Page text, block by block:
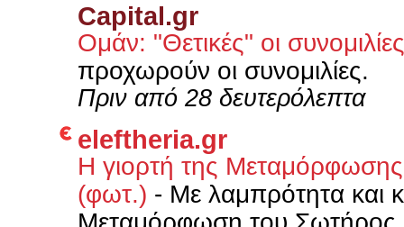
Capital.gr
Ομάν: "Θετικές" οι
προχωρούν οι συνομιλίες.
Πριν από 28 δευτερόλεπτα
eleftheria.gr
Η γιορτή της
(φωτ.) - Με λαμπρότητα και